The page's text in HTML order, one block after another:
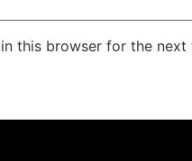
this browser for the next